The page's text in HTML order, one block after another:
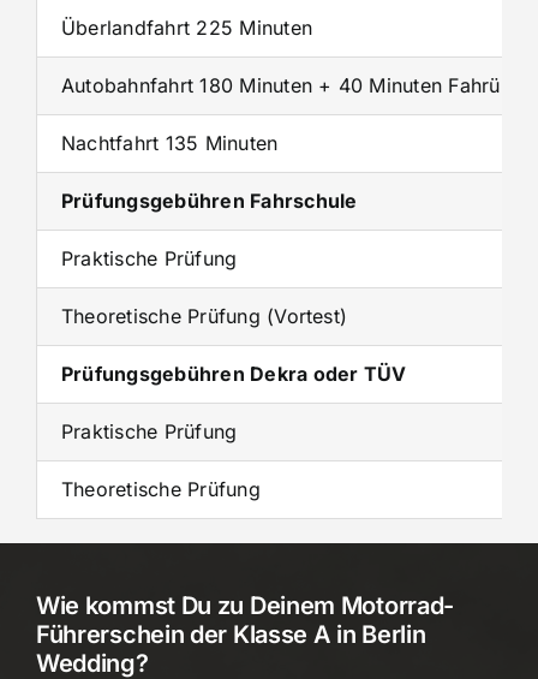
Überlandfahrt 225 Minuten
Autobahnfahrt 180 Minuten + 40 Minuten
Nachtfahrt 135 Minuten
Prüfungsgebühren Fahrschule
Praktische Prüfung
Theoretische Prüfung (Vortest)
Prüfungsgebühren Dekra oder TÜV
Praktische Prüfung
Theoretische Prüfung
Wie kommst Du zu Deinem Motorrad-
Führerschein der Klasse A in Berlin
Wedding?